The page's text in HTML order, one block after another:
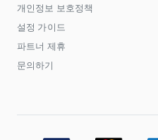
개인정보 보호정책
설정 가이드
파트너 제휴
문의하기